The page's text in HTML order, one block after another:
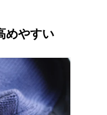
めやすい